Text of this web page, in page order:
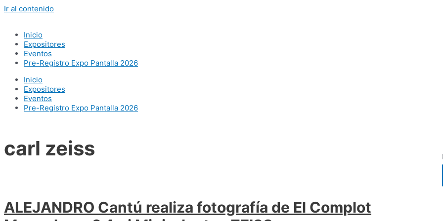
Ir al contenido
Inicio
Expositores
Eventos
Pre-Registro Expo Pantalla 2026
Inicio
Expositores
Eventos
Pre-Registro Expo Pantalla 2026
carl zeiss
ALEJANDRO Cantú realiza fotografía de El Complot